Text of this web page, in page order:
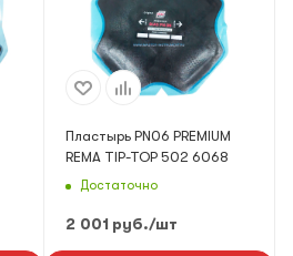
Пластырь PN06 PREMIUM
REMA TIP-TOP 502 6068
Достаточно
2 001 руб./шт